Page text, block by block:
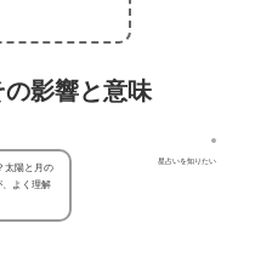
影響と意味
星占いを知りたい
太陽と月の
、よく理解